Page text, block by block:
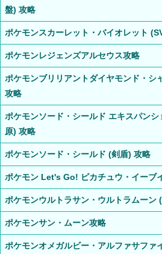
盤) 攻略
ポケモンスカーレット・バイオレット
ポケモンレジェンズアルセウス攻略
ポケモンブリリアントダイヤモンド・シ
攻略
ポケモンソード・シールド エキスパン
原) 攻略
ポケモンソード・シールド (剣盾) 攻略
ポケモン Let's Go! ピカチュウ・イーブ
ポケモンウルトラサン・ウルトラムーン
ポケモンサン・ムーン攻略
ポケモンオメガルビー・アルファサファ